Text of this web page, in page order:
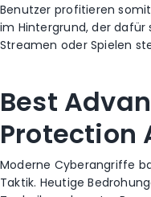
Benutzer profitieren
im Hintergrund, der dafür
Streamen oder Spielen
Best
Protection
Moderne Cyberangriffe
Taktik. Heutige